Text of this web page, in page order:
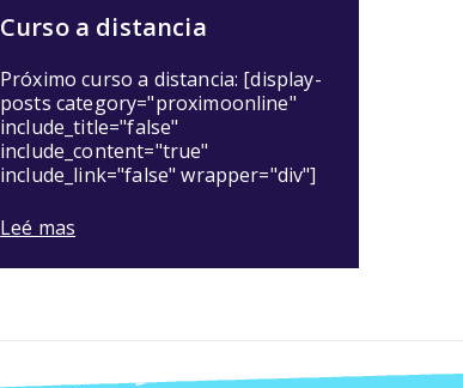
Curso a distancia
Próximo curso a distancia: [display-
posts category="proximoonline"
include_title="false"
include_content="true"
include_link="false" wrapper="div"]
Leé mas